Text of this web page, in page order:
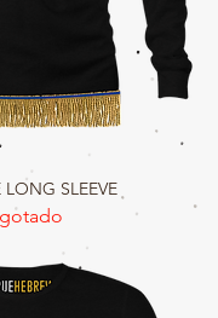
LONG SLEEVE